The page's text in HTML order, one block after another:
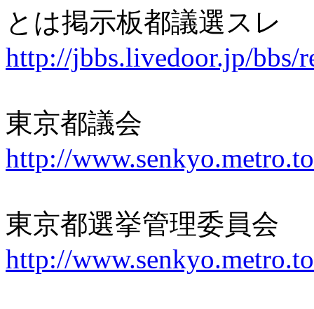
とは掲示板都議選スレ
http://jbbs.livedoor.jp/bbs/
東京都議会
http://
東京都選挙管理委員会
http://